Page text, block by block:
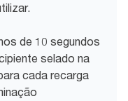
de 10 segundos
selado na
cada recarga